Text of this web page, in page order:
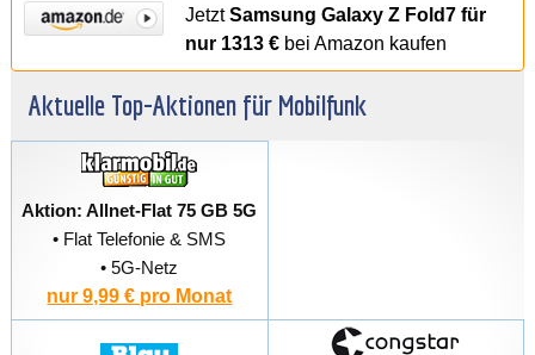
JetztSamsung Galaxy Z Fold7 für
nur 1313 €bei Amazon kaufen
Aktuelle Top-Aktionen für Mobilfunk
Aktion: Allnet-Flat 75 GB 5G
• Flat Telefonie & SMS
• 5G-Netz
nur 9,99 € pro Monat